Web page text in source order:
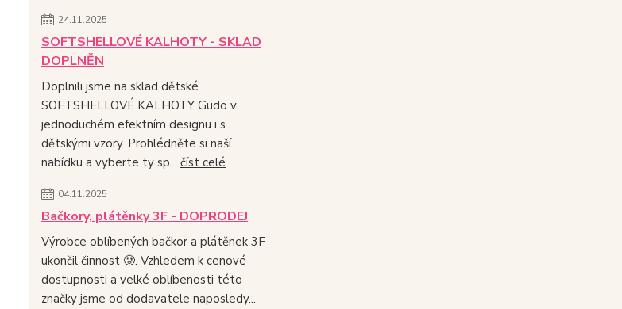
24.11.2025
SOFTSHELLOVÉ KALHOTY - SKLAD
DOPLNĚN
Doplnili jsme na sklad dětské
SOFTSHELLOVÉ KALHOTY Gudo v
jednoduchém efektním designu i s
dětskými vzory. Prohlédněte si naší
nabídku a vyberte ty sp... číst celé
04.11.2025
Bačkory, plátěnky 3F - DOPRODEJ
Výrobce oblíbených bačkor a plátěnek 3F
ukončil činnost 🥲. Vzhledem k cenové
dostupnosti a velké oblíbenosti této
značky jsme od dodavatele naposledy...